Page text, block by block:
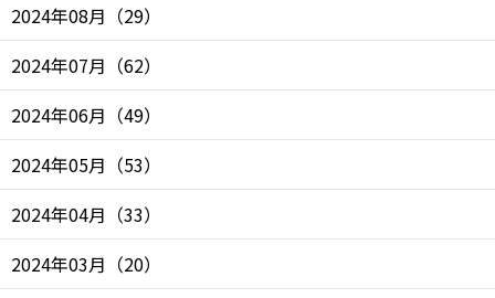
2024年08月 （29）
2024年07月 （62）
2024年06月 （49）
2024年05月 （53）
2024年04月 （33）
2024年03月 （20）